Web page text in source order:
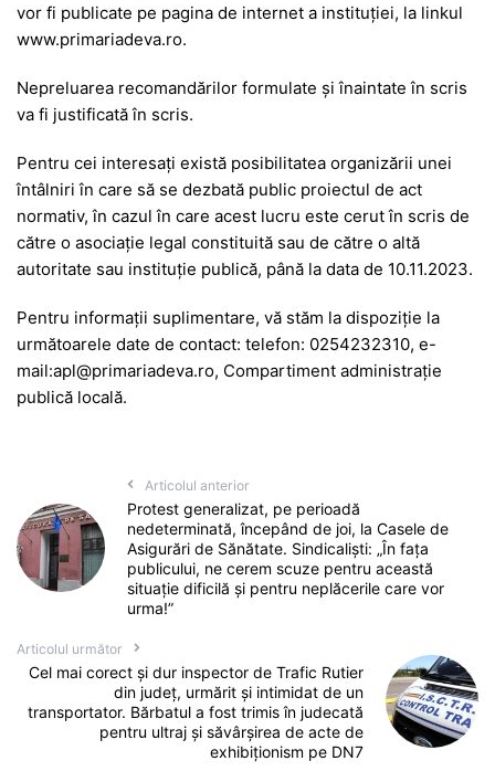
vor fi publicate pe pagina de internet a instituţiei, la linkul
www.primariadeva.ro.
Nepreluarea recomandărilor formulate şi înaintate în scris
va fi justificată în scris.
Pentru cei interesați există posibilitatea organizării unei
întâlniri în care să se dezbată public proiectul de act
normativ, în cazul în care acest lucru este cerut în scris de
către o asociație legal constituită sau de către o altă
autoritate sau instituție publică, până la data de 10.11.2023.
Pentru informaţii suplimentare, vă stăm la dispoziţie la
următoarele date de contact: telefon: 0254232310, e-
mail:apl@primariadeva.ro, Compartiment administrație
publică locală.
Articolul anterior
Protest generalizat, pe perioadă
nedeterminată, începând de joi, la Casele de
Asigurări de Sănătate. Sindicaliști: „În fața
publicului, ne cerem scuze pentru această
situație dificilă și pentru neplăcerile care vor
urma!”
Articolul următor
Cel mai corect și dur inspector de Trafic Rutier
din județ, urmărit și intimidat de un
transportator. Bărbatul a fost trimis în judecată
pentru ultraj și săvârșirea de acte de
exhibiționism pe DN7